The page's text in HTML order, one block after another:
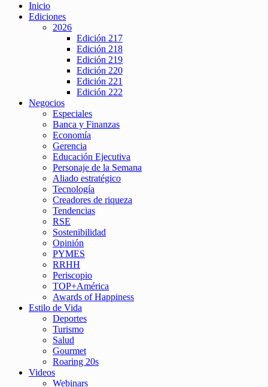
Inicio
Ediciones
2026
Edición 217
Edición 218
Edición 219
Edición 220
Edición 221
Edición 222
Negocios
Especiales
Banca y Finanzas
Economía
Gerencia
Educación Ejecutiva
Personaje de la Semana
Aliado estratégico
Tecnología
Creadores de riqueza
Tendencias
RSE
Sostenibilidad
Opinión
PYMES
RRHH
Periscopio
TOP+América
Awards of Happiness
Estilo de Vida
Deportes
Turismo
Salud
Gourmet
Roaring 20s
Videos
Webinars